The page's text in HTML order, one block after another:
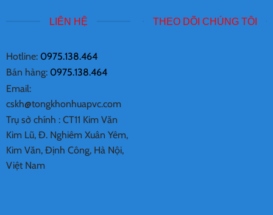
LIÊN HỆ
Hotline: 0975.138.464
Bán hàng: 0975.138.464
Email:
cskh@tongkhonhuapvc.com
Trụ sở chính :CT11 Kim Văn
Kim Lũ, Đ. Nghiêm Xuân Yêm,
Kim Văn, Định Công, Hà Nội,
Việt Nam
THEO DÕI CHÚNG TÔI